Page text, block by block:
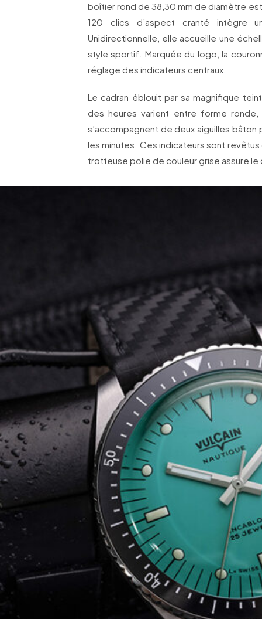
boîtier rond de 38,30 mm de diamètre
120 clics d’aspect cranté intègre
Unidirectionnelle, elle accueille une
style sportif. Marquée du logo, la
réglage des indicateurs centraux.
Le cadran éblouit par sa magnifique
des heures varient entre forme ronde,
s’accompagnent de deux aiguilles
les minutes. Ces indicateurs sont
trotteuse polie de couleur grise assure